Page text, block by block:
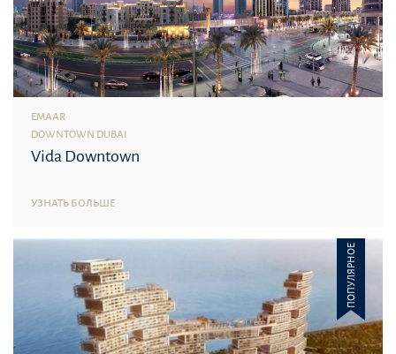
EMAAR
DOWNTOWN DUBAI
Vida Downtown
УЗНАТЬ БОЛЬШЕ
ПОПУЛЯРНОЕ